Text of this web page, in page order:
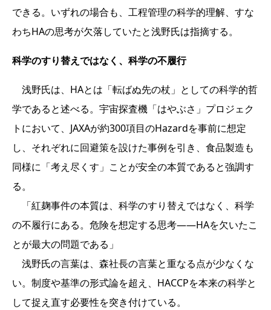
できる。いずれの場合も、工程管理の科学的理解、すな
わちHAの思考が欠落していたと浅野氏は指摘する。
科学のすり替えではなく、科学の不履行
浅野氏は、HAとは「転ばぬ先の杖」としての科学的哲
学であると述べる。宇宙探査機「はやぶさ」プロジェク
トにおいて、JAXAが約300項目のHazardを事前に想定
し、それぞれに回避策を設けた事例を引き、食品製造も
同様に「考え尽くす」ことが安全の本質であると強調す
る。
「紅麹事件の本質は、科学のすり替えではなく、科学
の不履行にある。危険を想定する思考――HAを欠いたこ
とが最大の問題である」
浅野氏の言葉は、森社長の言葉と重なる点が少なくな
い。制度や基準の形式論を超え、HACCPを本来の科学と
して捉え直す必要性を突き付けている。